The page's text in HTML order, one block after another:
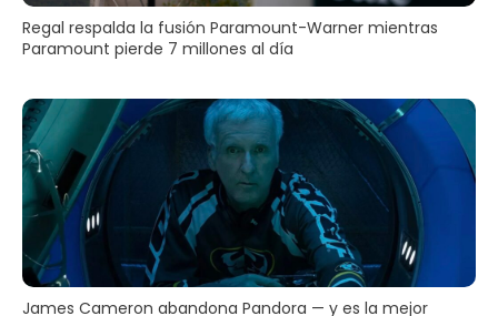
Regal respalda la fusión Paramount-Warner mientras
Paramount pierde 7 millones al día
James Cameron abandona Pandora — y es la mejor